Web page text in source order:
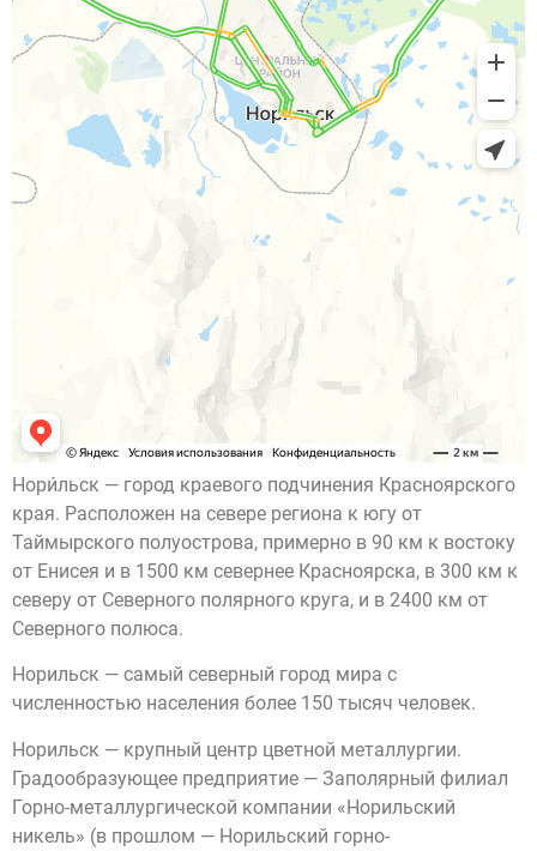
Нори́льск — город краевого подчинения Красноярского
края. Расположен на севере региона к югу от
Таймырского полуострова, примерно в 90 км к востоку
от Енисея и в 1500 км севернее Красноярска, в 300 км к
северу от Северного полярного круга, и в 2400 км от
Северного полюса.
Норильск — самый северный город мира с
численностью населения более 150 тысяч человек.
Норильск — крупный центр цветной металлургии.
Градообразующее предприятие — Заполярный филиал
Горно-металлургической компании «Норильский
никель» (в прошлом — Норильский горно-